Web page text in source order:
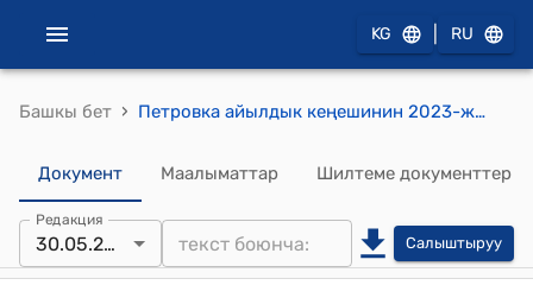
KG RU
Башкы бет › Петровка айылдык кеңешинин 2023-жылдын 30-майындагы № 106-3 "Петровка айылында жерди оңдоо пайдаланууга берүү жөнүндө" токтому
Документ Маалыматтар Шилтеме документтер
Редакция
30.05.2023 Салыштыруу